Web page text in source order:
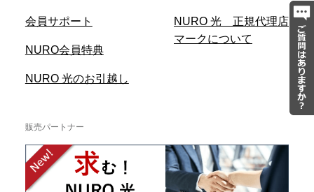
会員サポート
NURO会員特典
NURO 光のお引越し
NURO 光 正規代理店
マークについて
販売パートナー